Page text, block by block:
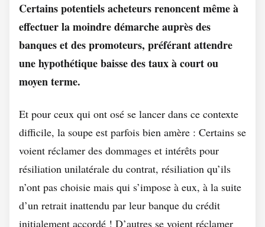
Certains potentiels acheteurs renoncent même à
effectuer la moindre démarche auprès des
banques et des promoteurs, préférant attendre
une hypothétique baisse des taux à court ou
moyen terme.
Et pour ceux qui ont osé se lancer dans ce contexte
difficile, la soupe est parfois bien amère : Certains se
voient réclamer des dommages et intérêts pour
résiliation unilatérale du contrat, résiliation qu’ils
n’ont pas choisie mais qui s’impose à eux, à la suite
d’un retrait inattendu par leur banque du crédit
initialement accordé ! D’autres se voient réclamer